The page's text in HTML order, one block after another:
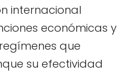
internacional
económicas y
que
su efectividad